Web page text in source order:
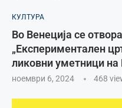
КУЛТУРА
Во Венеција се
„Експериментален
ликовни уметници на
ноември 6, 2024 468